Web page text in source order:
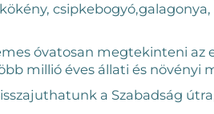
óvatosan megtekinteni
millió éves állati és növényi
a Szabadság